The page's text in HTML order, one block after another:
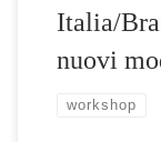
Italia/
nuovi
workshop